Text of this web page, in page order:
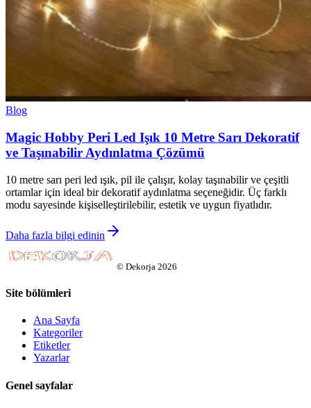
Blog
Magic Hobby Peri Led Işık 10 Metre Sarı Dekoratif
ve Taşınabilir Aydınlatma Çözümü
10 metre sarı peri led ışık, pil ile çalışır, kolay taşınabilir ve çeşitli
ortamlar için ideal bir dekoratif aydınlatma seçeneğidir. Üç farklı
modu sayesinde kişiselleştirilebilir, estetik ve uygun fiyatlıdır.
Daha fazla bilgi edinin
© Dekorja 2026
Site bölümleri
Ana Sayfa
Kategoriler
Etiketler
Yazarlar
Genel sayfalar